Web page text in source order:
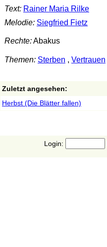
Text: Rainer Maria Rilke
Melodie: Siegfried Fietz
Rechte:Abakus
Themen: Sterben , Vertrauen
Zuletzt angesehen:
Herbst (Die Blätter fallen)
Login: